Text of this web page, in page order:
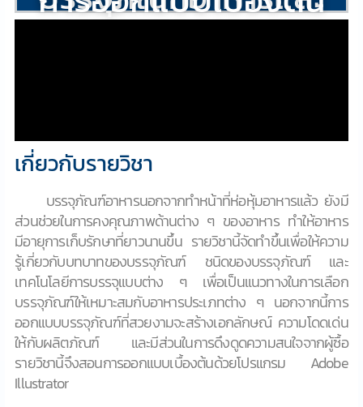
เกี่ยวกับรายวิชา
บรรจุภัณฑ์อาหารนอกจากทำหน้าที่ห่อหุ้มอาหารแล้ว ยังมี
ส่วนช่วยในการคงคุณภาพด้านต่าง ๆ ของอาหาร ทำให้อาหาร
มีอายุการเก็บรักษาที่ยาวนานขึ้น รายวิชานี้จัดทำขึ้นเพื่อให้ความ
รู้เกี่ยวกับบทบาทของบรรจุภัณฑ์ ชนิดของบรรจุภัณฑ์ และ
เทคโนโลยีการบรรจุแบบต่าง ๆ เพื่อเป็นแนวทางในการเลือก
บรรจุภัณฑ์ให้เหมาะสมกับอาหารประเภทต่าง ๆ นอกจากนี้การ
ออกแบบบรรจุภัณฑ์ที่สวยงามจะสร้างเอกลักษณ์ ความโดดเด่น
ให้กับผลิตภัณฑ์ และมีส่วนในการดึงดูดความสนใจจากผู้ซื้อ
รายวิชานี้จึงสอนการออกแบบเบื้องต้นด้วยโปรแกรม Adobe
Illustrator